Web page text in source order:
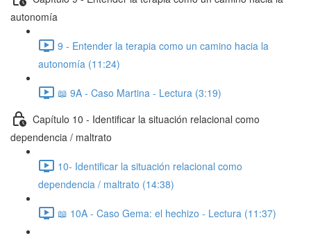
autonomía
9 - Entender la terapia como un camino hacia la
autonomía (11:24)
📖 9A - Caso Martina - Lectura (3:19)
Capítulo 10 - Identificar la situación relacional como
dependencia / maltrato
10- Identificar la situación relacional como
dependencia / maltrato (14:38)
📖 10A - Caso Gema: el hechizo - Lectura (11:37)